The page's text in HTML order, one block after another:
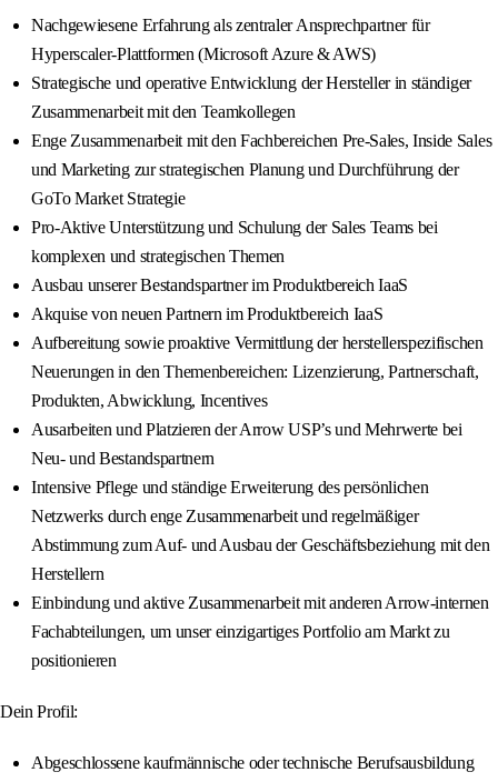
Nachgewiesene Erfahrung als zentraler Ansprechpartner für
Hyperscaler-Plattformen (Microsoft Azure & AWS)
Strategische und operative Entwicklung der Hersteller in ständiger
Zusammenarbeit mit den Teamkollegen
Enge Zusammenarbeit mit den Fachbereichen Pre-Sales, Inside Sales
und Marketing zur strategischen Planung und Durchführung der
GoTo Market Strategie
Pro-Aktive Unterstützung und Schulung der Sales Teams bei
komplexen und strategischen Themen
Ausbau unserer Bestandspartner im Produktbereich IaaS
Akquise von neuen Partnern im Produktbereich IaaS
Aufbereitung sowie proaktive Vermittlung der herstellerspezifischen
Neuerungen in den Themenbereichen: Lizenzierung, Partnerschaft,
Produkten, Abwicklung, Incentives
Ausarbeiten und Platzieren der Arrow USP’s und Mehrwerte bei
Neu- und Bestandspartnern
Intensive Pflege und ständige Erweiterung des persönlichen
Netzwerks durch enge Zusammenarbeit und regelmäßiger
Abstimmung zum Auf- und Ausbau der Geschäftsbeziehung mit den
Herstellern
Einbindung und aktive Zusammenarbeit mit anderen Arrow-internen
Fachabteilungen, um unser einzigartiges Portfolio am Markt zu
positionieren
Dein Profil:
Abgeschlossene kaufmännische oder technische Berufsausbildung